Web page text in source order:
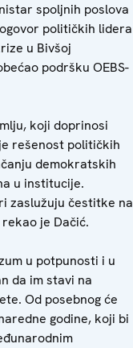
spoljnih poslova
političkih lidera
u Bivšoj
podršku OEBS-
koji doprinosi
rešenost političkih
demokratskih
u institucije.
zaslužuju čestitke na
je Dačić.
u potpunosti i u
da im stavi na
Od posebnog će
godine, koji bi